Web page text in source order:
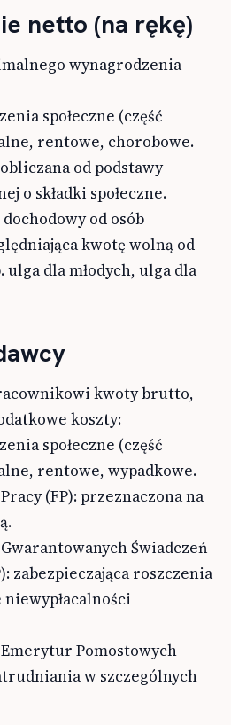
netto (na rękę)
wynagrodzenia
społeczne (część
rentowe, chorobowe.
od podstawy
o składki społeczne.
od osób
kwotę wolną od
dla młodych, ulga dla
kwoty brutto,
koszty:
społeczne (część
rentowe, wypadkowe.
(FP): przeznaczona na
Świadczeń
zabezpieczająca roszczenia
Emerytur Pomostowych
w szczególnych